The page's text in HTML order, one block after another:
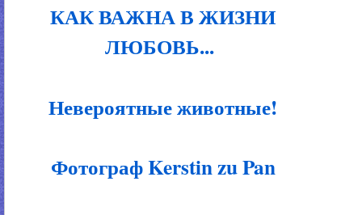
КАК ВАЖНА В ЖИЗНИ
ЛЮБОВЬ...
Невероятные животные!
Фотограф Kerstin zu Pan